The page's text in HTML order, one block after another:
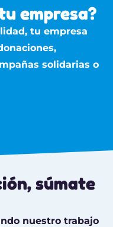
empresa?
tu empresa
solidarias o
súmate
nuestro trabajo